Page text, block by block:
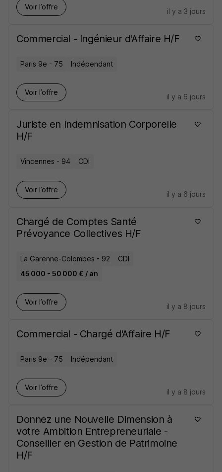
Voir l’offre
il y a 3 jours
Commercial - Ingénieur d'Affaire H/F
Paris 9e - 75 Indépendant
Voir l’offre
il y a 6 jours
Juriste en Indemnisation Corporelle
H/F
Vincennes - 94 CDI
Voir l’offre
il y a 6 jours
Chargé de Comptes Santé
Prévoyance Collectives H/F
La Garenne-Colombes - 92
CDI
45 000 - 50 000 € / an
Voir l’offre
il y a 8 jours
Commercial - Chargé d'Affaire H/F
Paris 9e - 75 Indépendant
Voir l’offre
il y a 8 jours
Donnez une Nouvelle Dimension à
votre Ambition Entrepreneuriale -
Conseiller en Gestion de Patrimoine
H/F